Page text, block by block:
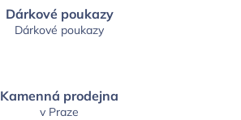
Dárkové poukazy
Dárkové poukazy
Kamenná prodejna
v Praze